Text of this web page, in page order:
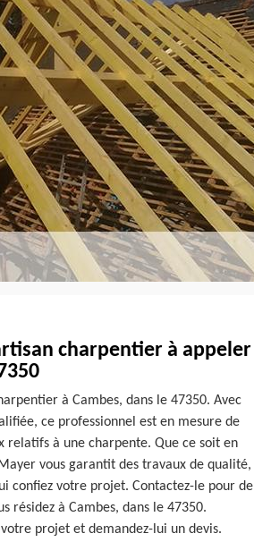
charpentier à appeler
à Cambes, dans le 47350. Avec
ce professionnel est en mesure de
relatifs à une charpente. Que ce soit en
vous garantit des travaux de qualité,
confiez votre projet. Contactez-le pour de
résidez à Cambes, dans le 47350.
projet et demandez-lui un devis.